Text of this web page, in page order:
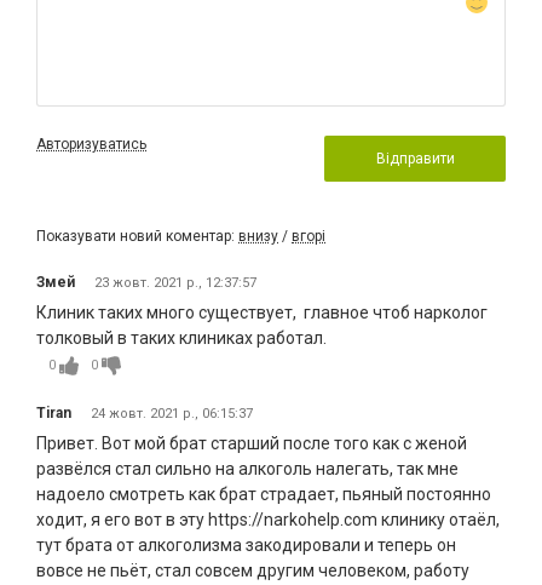
Авторизуватись
Відправити
Показувати новий коментар: внизу / вгорі
Змей 23 жовт. 2021 р., 12:37:57
Клиник таких много существует, главное чтоб нарколог
толковый в таких клиниках работал.
0 0
Tiran 24 жовт. 2021 р., 06:15:37
Привет. Вот мой брат старший после того как с женой
развёлся стал сильно на алкоголь налегать, так мне
надоело смотреть как брат страдает, пьяный постоянно
ходит, я его вот в эту https://narkohelp.com клинику отаёл,
тут брата от алкоголизма закодировали и теперь он
вовсе не пьёт, стал совсем другим человеком, работу